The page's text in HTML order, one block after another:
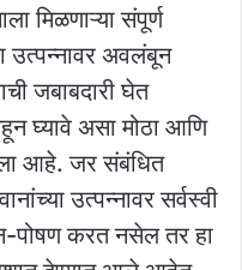
मिळणाऱ्या संपूर्ण
उत्पन्नावर अवलंबून
जबाबदारी घेत
घ्यावे असा मोठा आणि
आहे. जर संबंधित
उत्पन्नावर सर्वस्वी
पोषण करत नसेल तर हा